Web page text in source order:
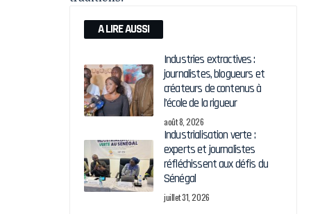
A LIRE AUSSI
Industries extractives :
journalistes, blogueurs et
créateurs de contenus à
l’école de la rigueur
août 8, 2026
Industrialisation verte :
experts et journalistes
réfléchissent aux défis du
Sénégal
juillet 31, 2026